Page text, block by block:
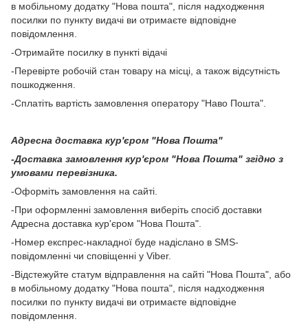
в мобільному додатку "Нова пошта", після надходження
посилки по пункту видачі ви отримаєте відповідне
повідомлення.
-Отримайте посилку в пункті відачі
-Перевірте робочій стан товару на місці, а також відсутність
пошкодження.
-Сплатіть вартість замовлення оператору "Наво Пошта".
Адресна доставка кур'єром "Нова Пошта"
-Доставка замовлення кур'єром "Нова Пошта" згідно з
умовами перевізника.
-Оформіть замовлення на сайті.
-При оформленні замовлення виберіть спосіб доставки
Адресна доставка кур'єром "Нова Пошта".
-Номер експрес-накладної буде надіслано в SMS-
повідомленні чи сповіщенні у Viber.
-Відстежуйте статум відправлення на сайті "Нова Пошта", або
в мобільному додатку "Нова пошта", після надходження
посилки по пункту видачі ви отримаєте відповідне
повідомлення.